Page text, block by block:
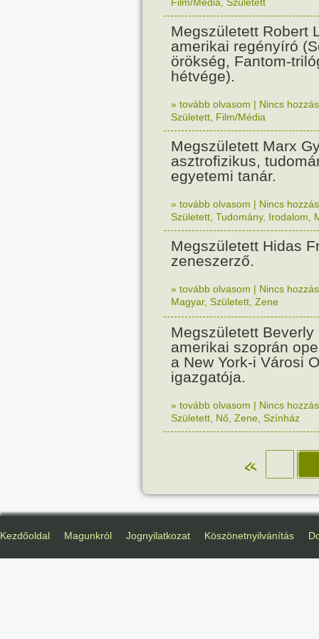
Megszületett Robert
amerikai regényíró
örökség, Fantom-
hétvége).
» tovább olvasom | Nincs
Született Film/Média
Megszületett Marx
asztrofizikus,
egyetemi tanár.
» tovább olvasom | Nincs
Született Tudomány, Irodalom
Megszületett Hidas
zeneszerző.
» tovább olvasom | Nincs
Magyar, Született Zene
Megszületett Beverly
amerikai szoprán
a New York-i Városi
igazgatója.
» tovább olvasom | Nincs
Született Nő Zene Színház
«
Kezdőoldal Magunkról Jognyilatkozat Köszönetnyilvánítás